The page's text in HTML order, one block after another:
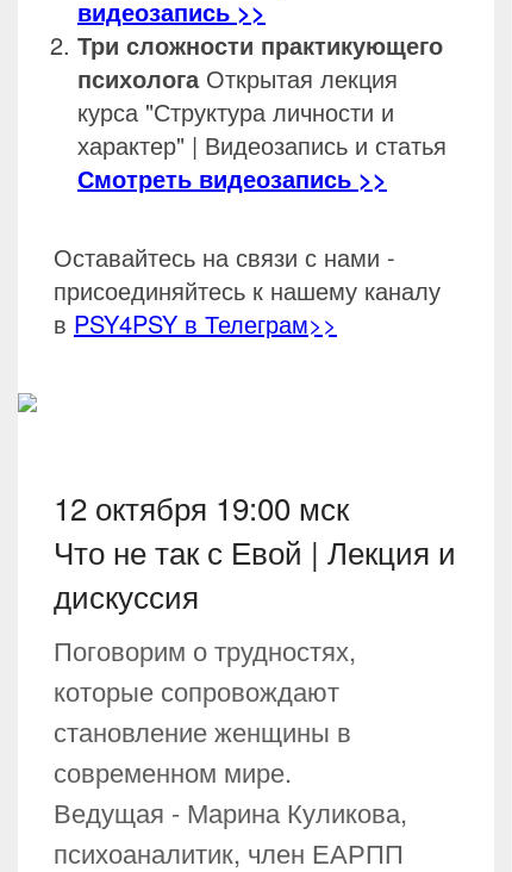
видеозапись >>
Три сложности практикующего
психолога Открытая лекция
курса "Структура личности и
характер" | Видеозапись и статья
Смотреть видеозапись >>
Оставайтесь на связи с нами -
присоединяйтесь к нашему каналу
в PSY4PSY в Телеграм>>
12 октября 19:00 мск
Что не так с Евой | Лекция и
дискуссия
Поговорим о трудностях,
которые сопровождают
становление женщины в
современном мире.
Ведущая - Марина Куликова,
психоаналитик, член ЕАРПП